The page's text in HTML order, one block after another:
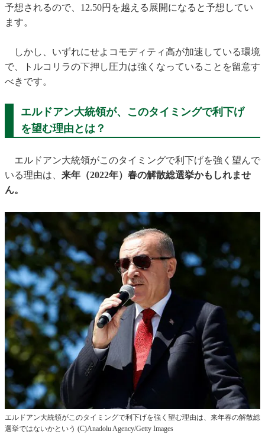
予想されるので、12.50円を越える展開になると予想してい
ます。
しかし、いずれにせよコモディティ高が加速している環境
で、トルコリラの下押し圧力は強くなっていることを留意す
べきです。
エルドアン大統領が、このタイミングで利下げ
を望む理由とは？
エルドアン大統領がこのタイミングで利下げを強く望んで
いる理由は、 来年（2022年）春の解散総選挙かもしれませ
ん。
エルドアン大統領がこのタイミングで利下げを強く望む理由は、来年春の解散総
選挙ではないかという (C)Anadolu Agency/Getty Images